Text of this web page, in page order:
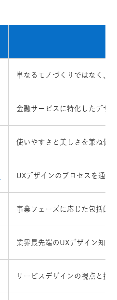
単なるモノづくりではなく、
金融サービスに特化したデザ
使いやすさと美しさを兼ね備
UXデザインのプロセスを通じ
事業フェーズに応じた包括的
業界最先端のUXデザイン知識
サービスデザインの視点と技